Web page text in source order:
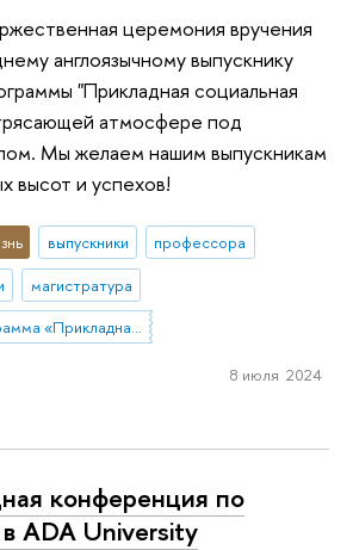
церемония вручения
англоязычному выпускнику
"Прикладная социальная
атмосфере под
Мы желаем нашим выпускникам
высот и успехов!
выпускники
профессора
магистратура
Магистерская программа «Прикладная социальная психология»
8 июля 2024
конференция по
ADA University